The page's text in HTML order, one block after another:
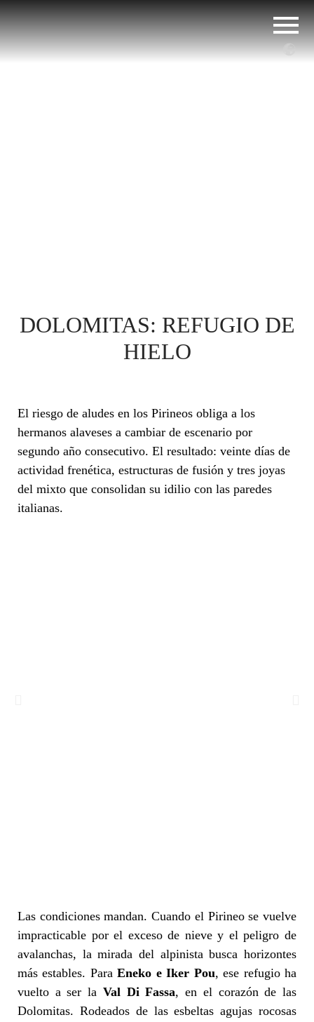
DOLOMITAS: REFUGIO DE
HIELO
El riesgo de aludes en los Pirineos obliga a los
hermanos alaveses a cambiar de escenario por
segundo año consecutivo. El resultado: veinte días de
actividad frenética, estructuras de fusión y tres joyas
del mixto que consolidan su idilio con las paredes
italianas.
Las condiciones mandan. Cuando el Pirineo se vuelve
impracticable por el exceso de nieve y el peligro de
avalanchas, la mirada del alpinista busca horizontes
más estables. ParaEneko e Iker Pou, ese refugio ha
vuelto a ser la Val Di Fassa, en el corazón de las
Dolomitas. Rodeados de las esbeltas agujas rocosas